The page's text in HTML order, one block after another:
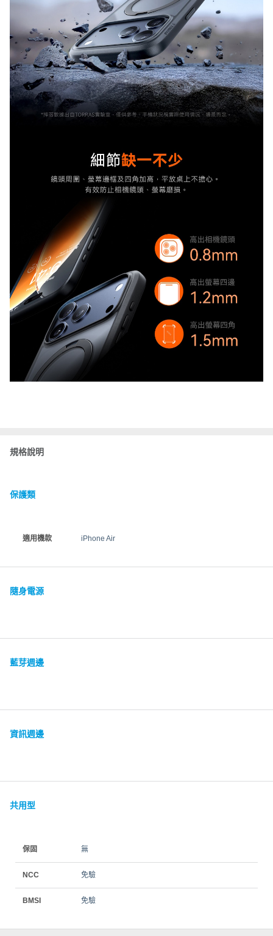
規格說明
保護類
適用機款 iPhone Air
隨身電源
藍芽週邊
資訊週邊
共用型
保固 無
NCC 免驗
BMSI 免驗